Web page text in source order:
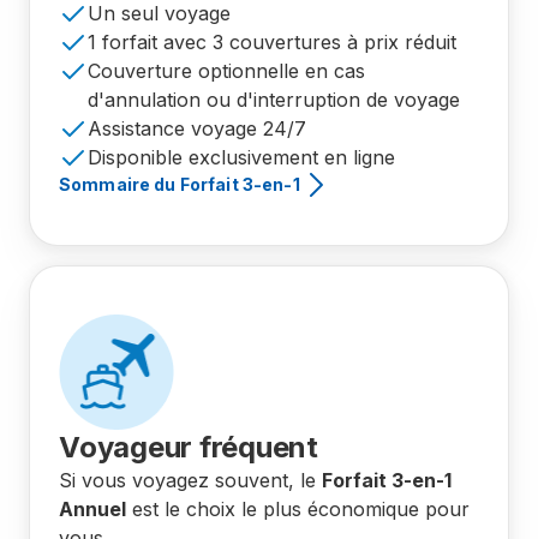
Un seul voyage
1 forfait avec 3 couvertures à prix réduit
Couverture optionnelle en cas
d'annulation ou d'interruption de voyage
Assistance voyage 24/7
Disponible exclusivement en ligne
Sommaire du Forfait 3-en-1
Voyageur fréquent
Si vous voyagez souvent, le Forfait 3-en-1
Annuel est le choix le plus économique pour